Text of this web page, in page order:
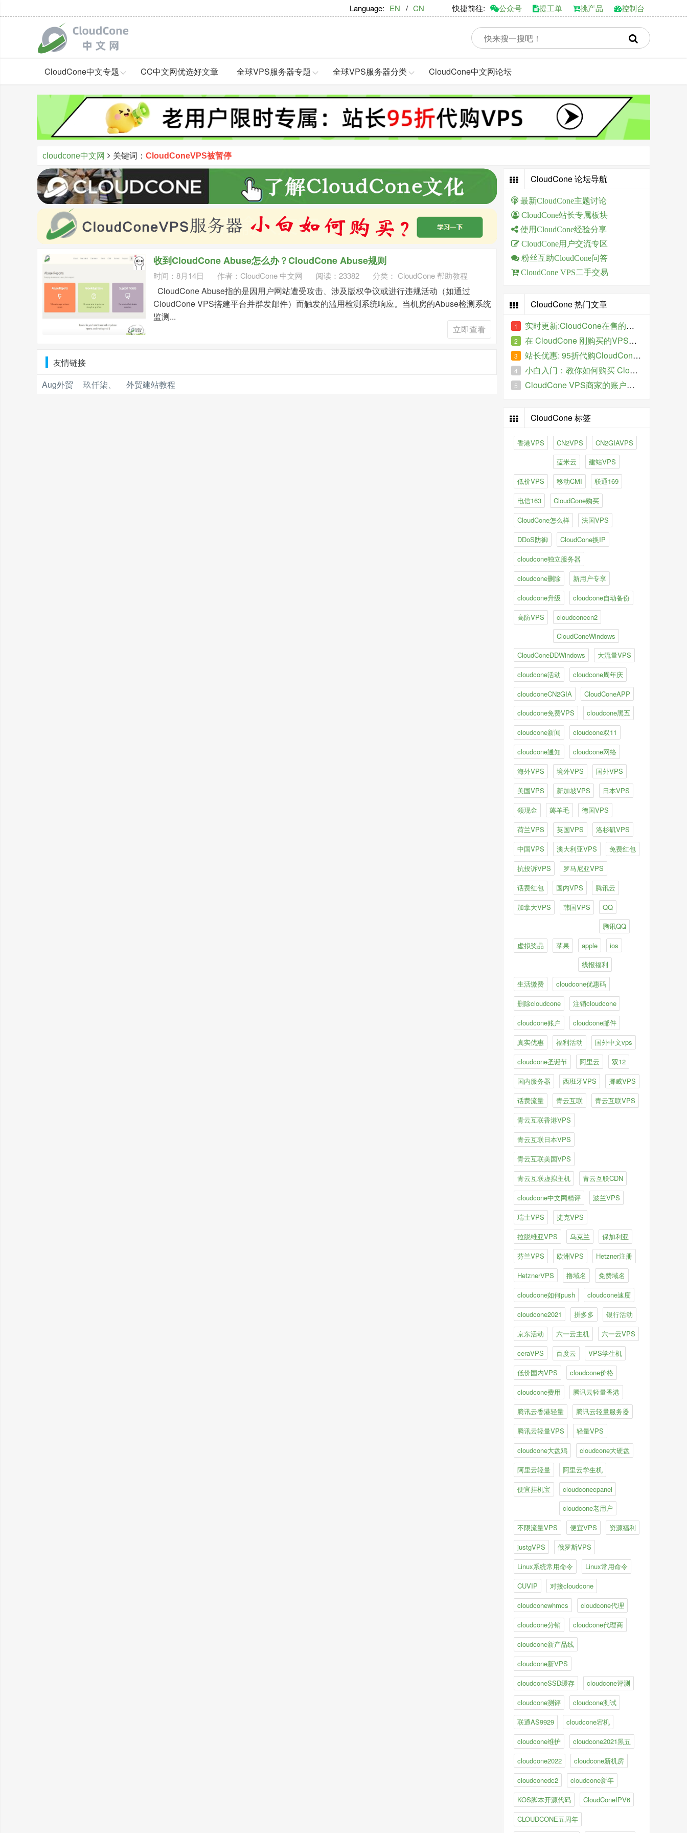
Language: EN / CN 快捷前往: 公众号 提工单 挑产品 控制台
CloudCone中文专题 CC中文网优选好文章 全球VPS服务器专题 全球VPS服务器分类 CloudCone中文网论坛
cloudcone中文网 关键词： CloudConeVPS被暂停
收到CloudCone Abuse怎么办？CloudCone Abuse规则
时间：8月14日 作者： CloudCone 中文网 阅读：23382 分类： CloudCone 帮助教程
CloudCone Abuse指的是因用户网站遭受攻击、涉及版权争议或进行违规活动（如通过
CloudCone VPS搭建平台并群发邮件）而触发的滥用检测系统响应。当机房的Abuse检测系统
监测...
立即查看
友情链接
Aug外贸
玖仟柒、 外贸建站教程
CloudCone 论坛导航
最新CloudCone主题讨论
CloudCone站长专属板块
使用CloudCone经验分享
CloudCone用户交流专区
粉丝互助CloudCone问答
CloudCone VPS二手交易
CloudCone 热门文章
1 实时更新:CloudCone在售的特价VPS
2 在 CloudCone 刚购买的VPS服务器IP被墙了怎么办？
3 站长优惠: 95折代购CloudCone VPS
4 小白入门：教你如何购买 CloudCone 的VPS主机
5 CloudCone VPS商家的账户如何进行全额退款、提现操作？
CloudCone 标签
香港VPS CN2VPS
CN2GIAVPS
蓝米云
建站VPS
低价VPS
移动CMI
联通169
电信163
CloudCone购买
CloudCone怎么样
法国VPS
DDoS防御
CloudCone换IP
cloudcone独立服务器
cloudcone删除
新用户专享
cloudcone升级
cloudcone自动备份
高防VPS
cloudconecn2
CloudConeWindows
CloudConeDDWindows
大流量VPS
cloudcone活动
cloudcone周年庆
cloudconeCN2GIA
CloudConeAPP
cloudcone免费VPS
cloudcone黑五
cloudcone新闻
cloudcone双11
cloudcone通知
cloudcone网络
海外VPS
境外VPS
国外VPS
美国VPS
新加坡VPS
日本VPS
领现金
薅羊毛
德国VPS
荷兰VPS
英国VPS
洛杉矶VPS
中国VPS
澳大利亚VPS
免费红包
抗投诉VPS
罗马尼亚VPS
话费红包
国内VPS
腾讯云
加拿大VPS
韩国VPS
QQ
腾讯QQ
虚拟奖品
苹果 apple
ios
线报福利
生活缴费
cloudcone优惠码
删除cloudcone
注销cloudcone
cloudcone账户
cloudcone邮件
真实优惠
福利活动
国外中文vps
cloudcone圣诞节
阿里云
双12
国内服务器
西班牙VPS
挪威VPS
话费流量
青云互联
青云互联VPS
青云互联香港VPS
青云互联日本VPS
青云互联美国VPS
青云互联虚拟主机
青云互联CDN
cloudcone中文网精评
波兰VPS
瑞士VPS
捷克VPS
拉脱维亚VPS
乌克兰
保加利亚
芬兰VPS
欧洲VPS
Hetzner注册
HetznerVPS
撸域名
免费域名
cloudcone如何push
cloudcone速度
cloudcone2021
拼多多
银行活动
京东活动
六一云主机
六一云VPS
ceraVPS
百度云
VPS学生机
低价国内VPS
cloudcone价格
cloudcone费用
腾讯云轻量香港
腾讯云香港轻量
腾讯云轻量服务器
腾讯云轻量VPS
轻量VPS
cloudcone大盘鸡
cloudcone大硬盘
阿里云轻量
阿里云学生机
便宜挂机宝
cloudconecpanel
cloudcone老用户
不限流量VPS
便宜VPS
资源福利
justgVPS
俄罗斯VPS
Linux系统常用命令
Linux常用命令
CUVIP
对接cloudcone
cloudconewhmcs
cloudcone代理
cloudcone分销
cloudcone代理商
cloudcone新产品线
cloudcone新VPS
cloudconeSSD缓存
cloudcone评测
cloudcone测评
cloudcone测试
联通AS9929
cloudcone宕机
cloudcone维护
cloudcone2021黑五
cloudcone2022
cloudcone新机房
cloudconedc2
cloudcone新年
KOS脚本开源代码
CloudConeIPV6
CLOUDCONE五周年